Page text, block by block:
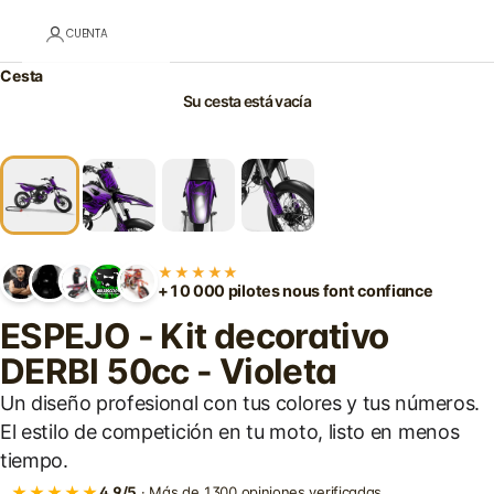
CUENTA
Cesta
Su cesta está vacía
★★★★★
+10 000 pilotes nous font confiance
ESPEJO - Kit decorativo
DERBI 50cc - Violeta
Un diseño profesional con tus colores y tus números.
El estilo de competición en tu moto, listo en menos
tiempo.